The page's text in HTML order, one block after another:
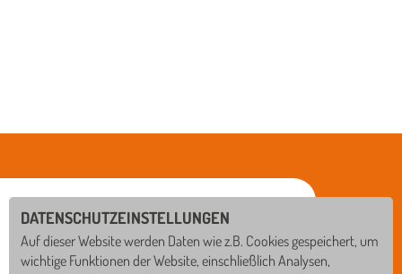
DATENSCHUTZEINSTELLUNGEN
Auf dieser Website werden Daten wie z.B. Cookies gespeichert, um
wichtige Funktionen der Website, einschließlich Analysen,